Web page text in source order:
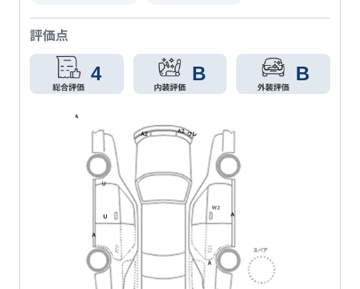
評価点
4 B B